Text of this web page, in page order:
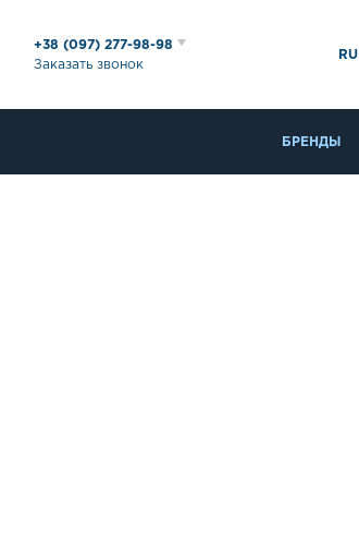
+38 (097) 277-98-98
Заказать звонок
RU
БРЕНДЫ